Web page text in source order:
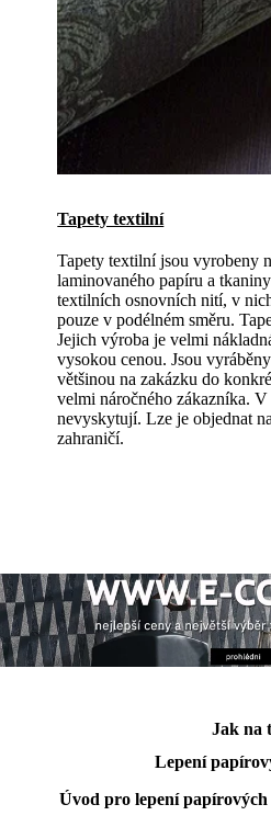
Tapety textilní
Tapety textilní jsou vyrobeny
laminovaného papíru a
textilních osnovních nití, v
pouze v podélném směru.
Jejich výroba je velmi
vysokou cenou. Jsou
většinou na zakázku do
velmi náročného zákazníka. V
nevyskytují. Lze je objednat
zahraničí.
Jak na
Lepení
Úvod pro lepení